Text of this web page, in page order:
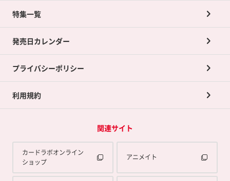
ネット買取について
買取承諾書について
ポイントカードTOP
ポイント交換景品
特集一覧
発売日カレンダー
プライバシーポリシー
利用規約
関連サイト
カードラボオンライン
ショップ
アニメイト